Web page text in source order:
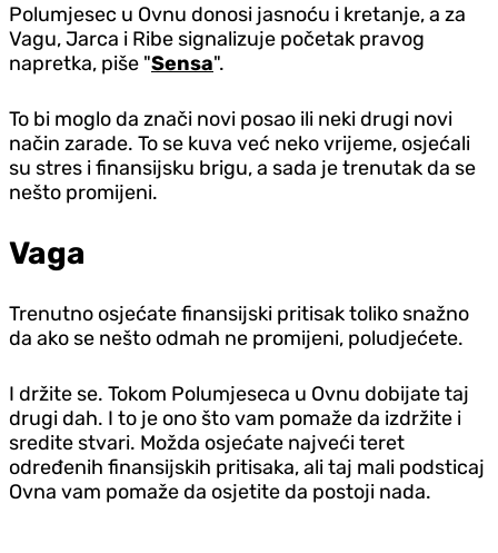
Polumjesec u Ovnu donosi jasnoću i kretanje, a za
Vagu, Jarca i Ribe signalizuje početak pravog
napretka, piše "Sensa".
To bi moglo da znači novi posao ili neki drugi novi
način zarade. To se kuva već neko vrijeme, osjećali
su stres i finansijsku brigu, a sada je trenutak da se
nešto promijeni.
Vaga
Trenutno osjećate finansijski pritisak toliko snažno
da ako se nešto odmah ne promijeni, poludjećete.
I držite se. Tokom Polumjeseca u Ovnu dobijate taj
drugi dah. I to je ono što vam pomaže da izdržite i
sredite stvari. Možda osjećate najveći teret
određenih finansijskih pritisaka, ali taj mali podsticaj
Ovna vam pomaže da osjetite da postoji nada.